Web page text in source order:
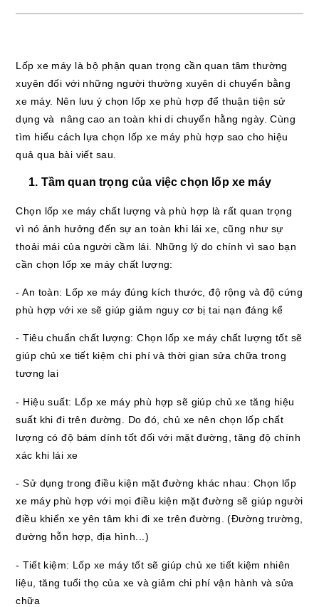
Lốp xe máy là bộ phận quan trọng cần quan tâm thường
xuyên đối với những người thường xuyên di chuyển bằng
xe máy. Nên lưu ý chọn lốp xe phù hợp để thuận tiện sử
dụng và nâng cao an toàn khi di chuyển hằng ngày. Cùng
tìm hiểu cách lựa chọn lốp xe máy phù hợp sao cho hiệu
quả qua bài viết sau.
1. Tầm quan trọng của việc chọn lốp xe máy
Chọn lốp xe máy chất lượng và phù hợp là rất quan trọng
vì nó ảnh hưởng đến sự an toàn khi lái xe, cũng như sự
thoải mái của người cầm lái. Những lý do chính vì sao bạn
cần chọn lốp xe máy chất lượng:
- An toàn: Lốp xe máy đúng kích thước, độ rộng và độ cứng
phù hợp với xe sẽ giúp giảm nguy cơ bị tai nạn đáng kể
- Tiêu chuẩn chất lượng: Chọn lốp xe máy chất lượng tốt sẽ
giúp chủ xe tiết kiệm chi phí và thời gian sửa chữa trong
tương lai
- Hiệu suất: Lốp xe máy phù hợp sẽ giúp chủ xe tăng hiệu
suất khi đi trên đường. Do đó, chủ xe nên chọn lốp chất
lượng có độ bám dính tốt đối với mặt đường, tăng độ chính
xác khi lái xe
- Sử dụng trong điều kiện mặt đường khác nhau: Chọn lốp
xe máy phù hợp với mọi điều kiện mặt đường sẽ giúp người
điều khiển xe yên tâm khi đi xe trên đường. (Đường trường,
đường hỗn hợp, địa hình...)
- Tiết kiệm: Lốp xe máy tốt sẽ giúp chủ xe tiết kiệm nhiên
liệu, tăng tuổi thọ của xe và giảm chi phí vận hành và sửa
chữa